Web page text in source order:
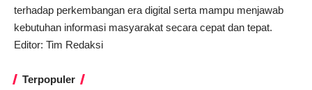
terhadap perkembangan era digital serta mampu menjawab
kebutuhan informasi masyarakat secara cepat dan tepat.
Editor: Tim Redaksi
Terpopuler